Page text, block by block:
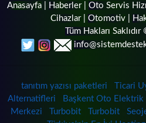
Anasayfa| Haberler| Oto Servis
Cihazlar| Otomotiv
Tüm Hakları
tanıtım yazısı paketleri
Ticari
Alternatifleri
Başkent Oto Elektrik
Merkezi
Turbobit Turbobit